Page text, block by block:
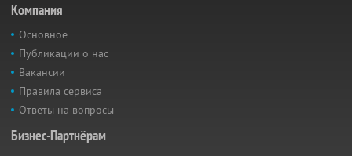
Компания
Основное
Публикации о нас
Вакансии
Правила сервиса
Ответы на вопросы
Бизнес-Партнёрам